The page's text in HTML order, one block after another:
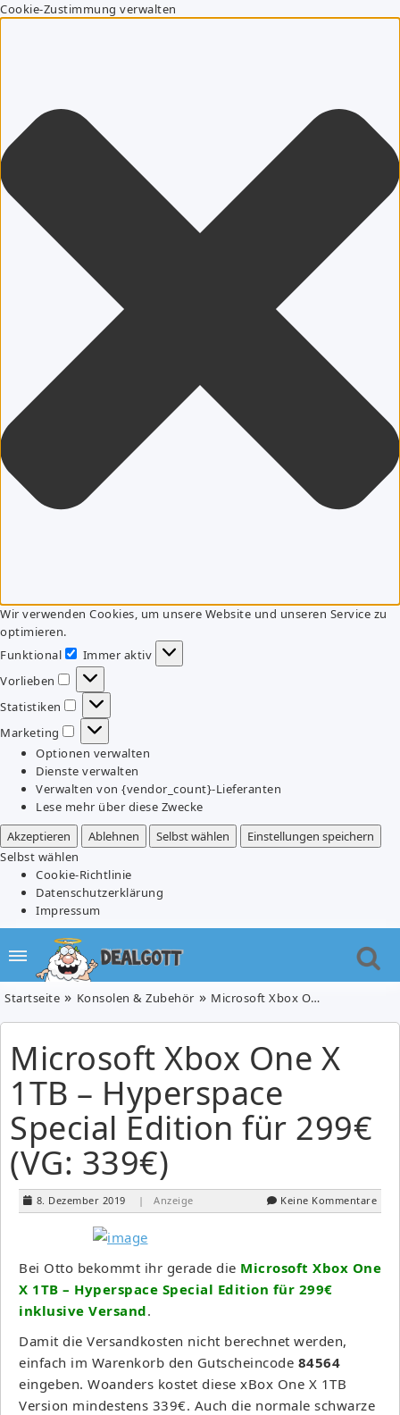
Cookie-Zustimmung verwalten
Wir verwenden Cookies, um unsere Website und unseren Service zu
optimieren.
Funktional
Funktional
Immer aktiv
Vorlieben
Vorlieben
Statistiken
Statistiken
Marketing
Marketing
Optionen verwalten
Dienste verwalten
Verwalten von {vendor_count}-Lieferanten
Lese mehr über diese Zwecke
Akzeptieren
Ablehnen Selbst wählen
Einstellungen speichern
Selbst wählen
Cookie-Richtlinie
Datenschutzerklärung
Impressum
Startseite Konsolen & Zubehör Microsoft Xbox One X 1TB – Hyperspace Special Edition für 299€ (VG: 339€)
Microsoft Xbox One X
1TB – Hyperspace
Special Edition für 299€
(VG: 339€)
8. Dezember 2019 | Anzeige Keine Kommentare
Bei Otto bekommt ihr gerade die Microsoft Xbox One
X 1TB – Hyperspace Special Edition für 299€
inklusive Versand.
Damit die Versandkosten nicht berechnet werden,
einfach im Warenkorb den Gutscheincode 84564
eingeben. Woanders kostet diese xBox One X 1TB
Version mindestens 339€. Auch die normale schwarze